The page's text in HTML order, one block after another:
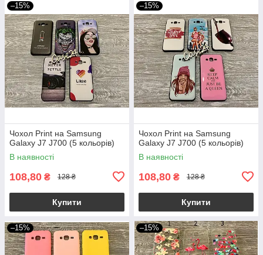
–15%
Чохол Print на Samsung
Galaxy J7 J700 (5 кольорів)
В наявності
108,80 ₴ 128 ₴
Купити
–15%
Чохол Print на Samsung
Galaxy J7 J700 (5 кольорів)
В наявності
108,80 ₴ 128 ₴
Купити
–15% –15%